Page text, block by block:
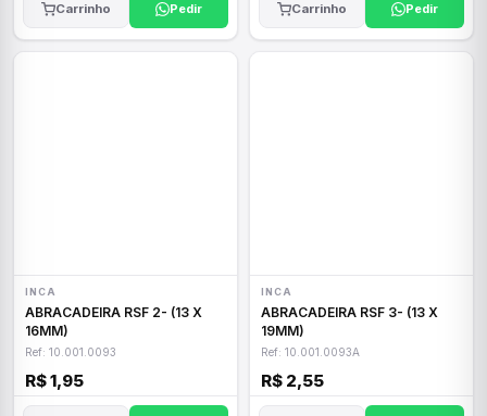
Carrinho Pedir Carrinho Pedir
INCA
ABRACADEIRA RSF 2- (13 X
16MM)
Ref: 10.001.0093
R$ 1,95
INCA
ABRACADEIRA RSF 3- (13 X
19MM)
Ref: 10.001.0093A
R$ 2,55